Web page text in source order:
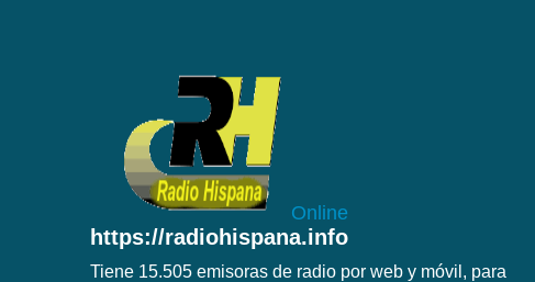
Online
https://radiohispana.info
Tiene 15.505 emisoras de radio por web y móvil, para